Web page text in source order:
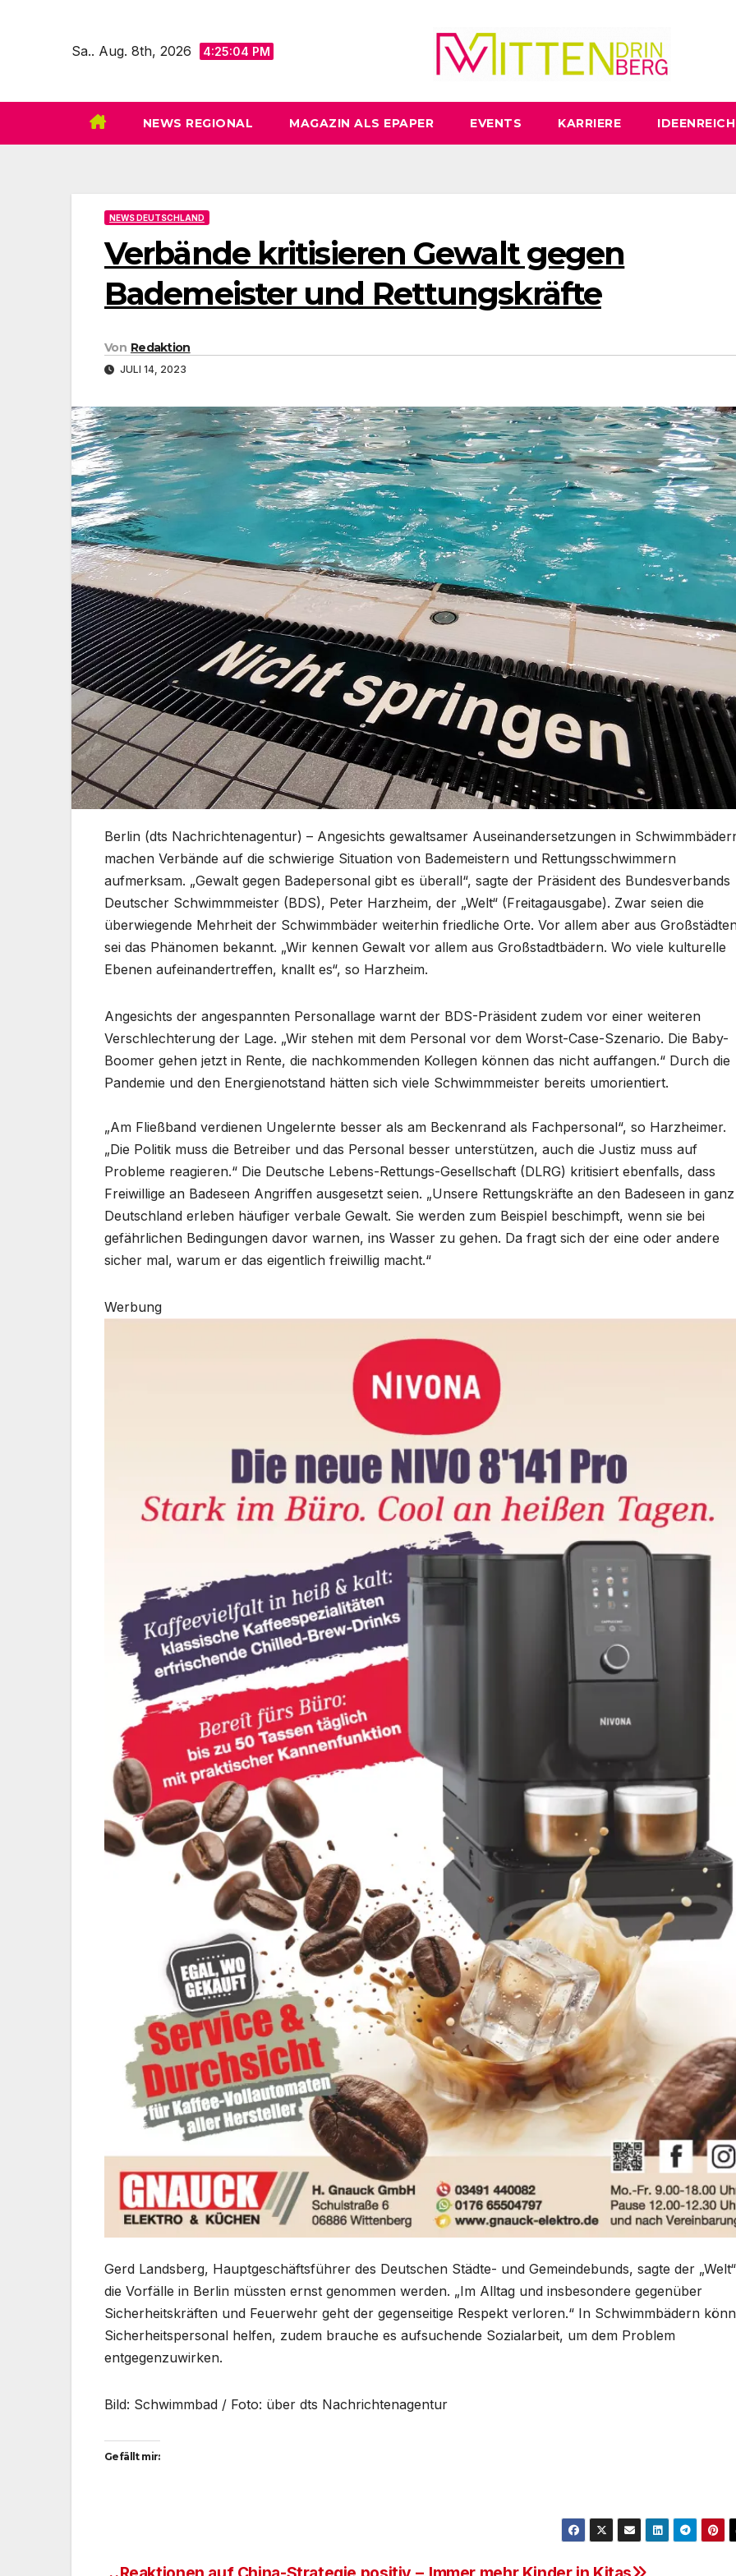
Sa.. Aug. 8th, 2026 4:25:06 PM
NEWS REGIONAL MAGAZIN ALS EPAPER EVENTS KARRIERE IDEENREICH
NEWS DEUTSCHLAND
Verbände kritisieren Gewalt gegen
Bademeister und Rettungskräfte
Von Redaktion
JULI 14, 2023
Berlin (dts Nachrichtenagentur) – Angesichts gewaltsamer Auseinandersetzungen in
machen Verbände auf die schwierige Situation von Bademeistern und Rettungsschwimmern
aufmerksam. „Gewalt gegen Badepersonal gibt es überall“, sagte der Präsident des Bundesverbands
Deutscher Schwimmmeister (BDS), Peter Harzheim, der „Welt“ (Freitagausgabe). Zwar seien die
überwiegende Mehrheit der Schwimmbäder weiterhin friedliche Orte. Vor allem aber aus
sei das Phänomen bekannt. „Wir kennen Gewalt vor allem aus Großstadtbädern. Wo viele kulturelle
Ebenen aufeinandertreffen, knallt es“, so Harzheim.
Angesichts der angespannten Personallage warnt der BDS-Präsident zudem vor einer weiteren
Verschlechterung der Lage. „Wir stehen mit dem Personal vor dem Worst-Case-Szenario. Die Baby-
Boomer gehen jetzt in Rente, die nachkommenden Kollegen können das nicht auffangen.“ Durch die
Pandemie und den Energienotstand hätten sich viele Schwimmmeister bereits umorientiert.
„Am Fließband verdienen Ungelernte besser als am Beckenrand als Fachpersonal“, so Harzheimer.
„Die Politik muss die Betreiber und das Personal besser unterstützen, auch die Justiz muss auf
Probleme reagieren.“ Die Deutsche Lebens-Rettungs-Gesellschaft (DLRG) kritisiert ebenfalls, dass
Freiwillige an Badeseen Angriffen ausgesetzt seien. „Unsere Rettungskräfte an den Badeseen in ganz
Deutschland erleben häufiger verbale Gewalt. Sie werden zum Beispiel beschimpft, wenn sie bei
gefährlichen Bedingungen davor warnen, ins Wasser zu gehen. Da fragt sich der eine oder andere
sicher mal, warum er das eigentlich freiwillig macht.“
Werbung
Gerd Landsberg, Hauptgeschäftsführer des Deutschen Städte- und Gemeindebunds, sagte der
die Vorfälle in Berlin müssten ernst genommen werden. „Im Alltag und insbesondere gegenüber
Sicherheitskräften und Feuerwehr geht der gegenseitige Respekt verloren.“ In Schwimmbädern
Sicherheitspersonal helfen, zudem brauche es aufsuchende Sozialarbeit, um dem Problem
entgegenzuwirken.
Bild: Schwimmbad / Foto: über dts Nachrichtenagentur
Gefällt mir: